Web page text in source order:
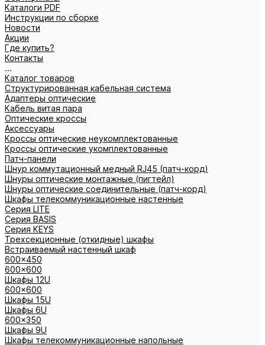
Каталоги PDF
Инструкции по сборке
Новости
Акции
Где купить?
Контакты
...
Каталог товаров
Структурированная кабельная система
Адаптеры оптические
Кабель витая пара
Оптические кроссы
Аксессуары
Кроссы оптические неукомплектованные
Кроссы оптические укомплектованные
Патч-панели
Шнур коммутационный медный RJ45 (патч-корд)
Шнуры оптические монтажные (пигтейл)
Шнуры оптические соединительные (патч-корд)
Шкафы телекоммуникационные настенные
Cерия LITE
Cерия BASIS
Cерия KEYS
Трехсекционные (откидные) шкафы
Встраиваемый настенный шкаф
600x450
600x600
Шкафы 12U
600x600
Шкафы 15U
Шкафы 6U
600x350
Шкафы 9U
Шкафы телекоммуникационные напольные